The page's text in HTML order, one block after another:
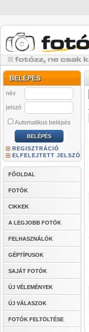
BELÉPÉS
név
jelszó
Automatikus belépés
REGISZTRÁCIÓ
ELFELEJTETT JELSZÓ
FŐOLDAL
FOTÓK
CIKKEK
A LEGJOBB FOTÓK
FELHASZNÁLÓK
GÉPTÍPUSOK
SAJÁT FOTÓK
ÚJ VÉLEMÉNYEK
ÚJ VÁLASZOK
FOTÓK FELTÖLTÉSE